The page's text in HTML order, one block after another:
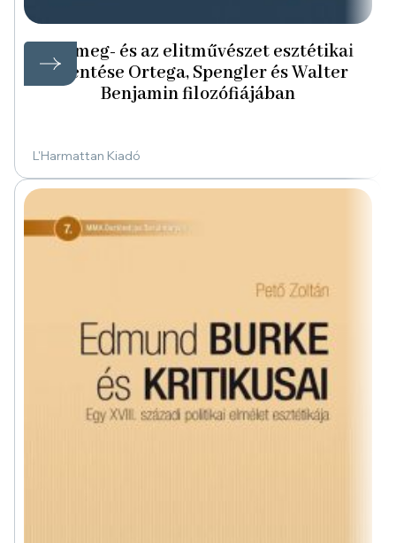
A tömeg- és az elitművészet esztétikai
jelentése Ortega, Spengler és Walter
Benjamin filozófiájában
L'Harmattan Kiadó